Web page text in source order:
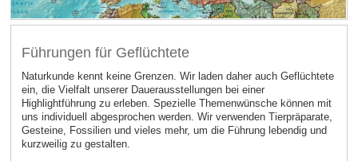
Führungen für Geflüchtete
Naturkunde kennt keine Grenzen. Wir laden daher auch Geflüchtete
ein, die Vielfalt unserer Dauerausstellungen bei einer
Highlightführung zu erleben. Spezielle Themenwünsche können mit
uns individuell abgesprochen werden. Wir verwenden Tierpräparate,
Gesteine, Fossilien und vieles mehr, um die Führung lebendig und
kurzweilig zu gestalten.